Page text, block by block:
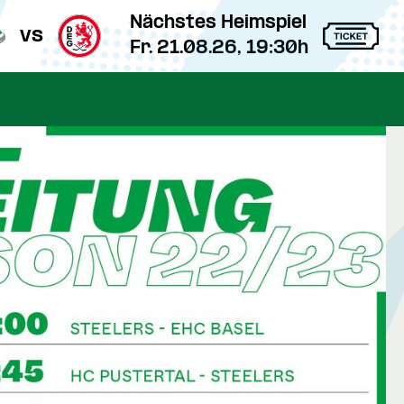
vs
Nächstes Heimspiel
Fr. 21.08.26, 19:30h